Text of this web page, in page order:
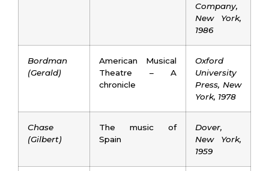
Company,
New York,
1986
Bordman
(Gerald)
American Musical
Theatre – A
chronicle
Oxford
University
Press, New
York, 1978
Chase
(Gilbert)
The music of
Spain
Dover,
New York,
1959